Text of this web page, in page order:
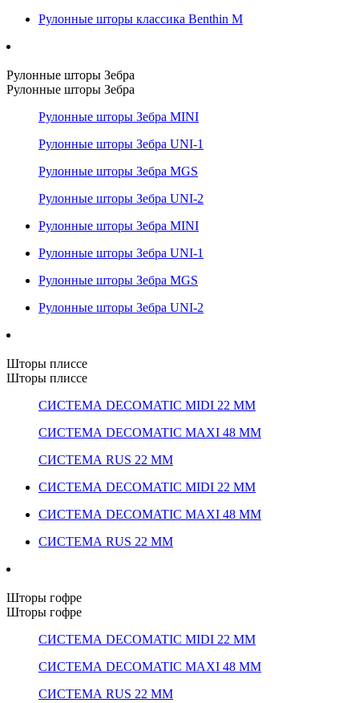
Рулонные шторы классика Benthin M
Рулонные шторы Зебра
Рулонные шторы Зебра
Рулонные шторы Зебра MINI
Рулонные шторы Зебра UNI-1
Рулонные шторы Зебра MGS
Рулонные шторы Зебра UNI-2
Рулонные шторы Зебра MINI
Рулонные шторы Зебра UNI-1
Рулонные шторы Зебра MGS
Рулонные шторы Зебра UNI-2
Шторы плиссе
Шторы плиссе
СИСТЕМА DECOMATIC MIDI 22 ММ
СИСТЕМА DECOMATIC MAXI 48 ММ
СИСТЕМА RUS 22 ММ
СИСТЕМА DECOMATIC MIDI 22 ММ
СИСТЕМА DECOMATIC MAXI 48 ММ
СИСТЕМА RUS 22 ММ
Шторы гофре
Шторы гофре
СИСТЕМА DECOMATIC MIDI 22 ММ
СИСТЕМА DECOMATIC MAXI 48 ММ
СИСТЕМА RUS 22 ММ